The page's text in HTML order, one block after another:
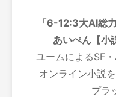
「6-12:3大AI総
あいぺん【小
ユームによるSF
オンライン小説
プラ